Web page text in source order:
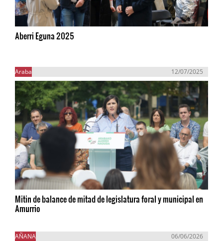
Aberri Eguna 2025
Araba 12/07/2025
Mitin de balance de mitad de legislatura foral y municipal en
Amurrio
AÑANA 06/06/2026